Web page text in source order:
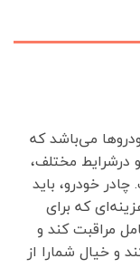
می‌باشد که
درشرایط مختلف،
خودرو، باید
که برای
مراقبت کند و
و خیال شمارا از